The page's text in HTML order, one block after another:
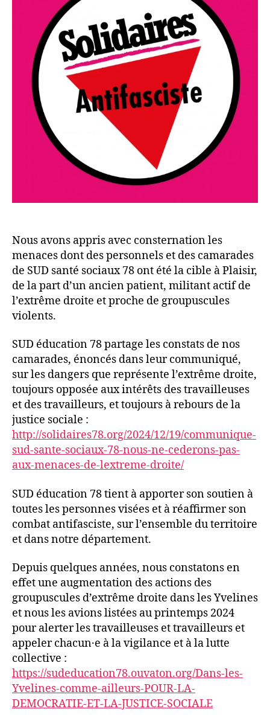
Nous avons appris avec consternation les
menaces dont des personnels et des camarades
de SUD santé sociaux 78 ont été la cible à Plaisir,
de la part d’un ancien patient, militant actif de
l’extrême droite et proche de groupuscules
violents.
SUD éducation 78 partage les constats de nos
camarades, énoncés dans leur communiqué,
sur les dangers que représente l’extrême droite,
toujours opposée aux intérêts des travailleuses
et des travailleurs, et toujours à rebours de la
justice sociale :
http://solidaires78.org/2024/12/19/communique-
sud-sante-sociaux-78-nous-ne-cederons-pas-
aux-menaces-de-lextreme-droite/
SUD éducation 78 tient à apporter son soutien à
toutes les personnes visées et à réaffirmer son
combat antifasciste, sur l’ensemble du territoire
et dans notre département.
Depuis quelques années, nous constatons en
effet une augmentation des actions des
groupuscules d’extrême droite dans les Yvelines
et nous les avions listées au printemps 2024
pour alerter les travailleuses et travailleurs et
appeler chacun·e à la vigilance et à la lutte
collective :
https://sudeducation78.ouvaton.org/Dans-les-
Yvelines-comme-ailleurs-POUR-LA-
DEMOCRATIE-ET-LA-JUSTICE-SOCIALE